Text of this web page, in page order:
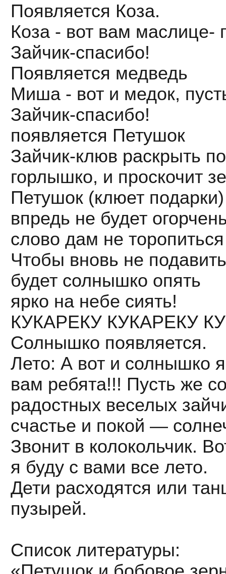
Появляется Коза.
Коза - вот вам маслице-
Зайчик-спасибо!
Появляется медведь
Миша - вот и медок,
Зайчик-спасибо!
появляется Петушок
Зайчик-клюв раскрыть
горлышко, и проскочит
Петушок (клюет
впредь не будет
слово дам не торопиться
Чтобы вновь не
будет солнышко опять
ярко на небе сиять!
КУКАРЕКУ КУКАРЕКУ
Солнышко появляется.
Лето: А вот и солнышко
вам ребята!!! Пусть же
радостных веселых
счастье и покой —
Звонит в колокольчик.
я буду с вами все лето.
Дети расходятся или
пузырей.
Список литературы: